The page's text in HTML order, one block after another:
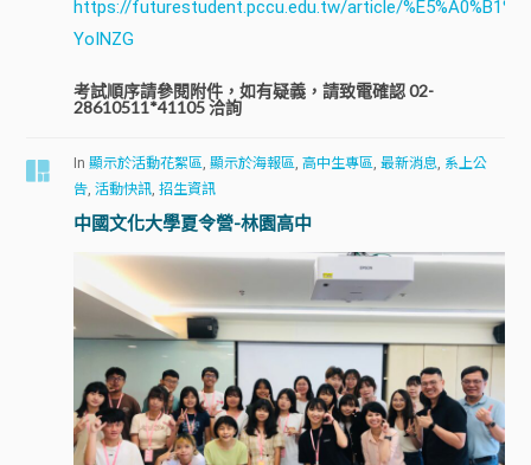
https://futurestudent.pccu.edu.tw/article/
YoINZG
考試順序請參閱附件，如有疑義，請致電確認 02-
28610511*41105 洽詢
In顯示於活動花絮區 ,顯示於海報區 ,高中生專區 ,最新消息 系上公
告 ,活動快訊 ,招生資訊
中國文化大學夏令營-林園高中